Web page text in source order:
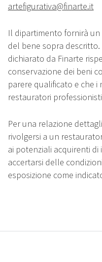
artefigurativa@finarte.it
Il dipartimento fornirà
del bene sopra
dichiarato da Finarte
conservazione dei beni
parere qualificato e che
restauratori
Per una relazione
rivolgersi a un
ai potenziali acquirenti
accertarsi delle
esposizione come